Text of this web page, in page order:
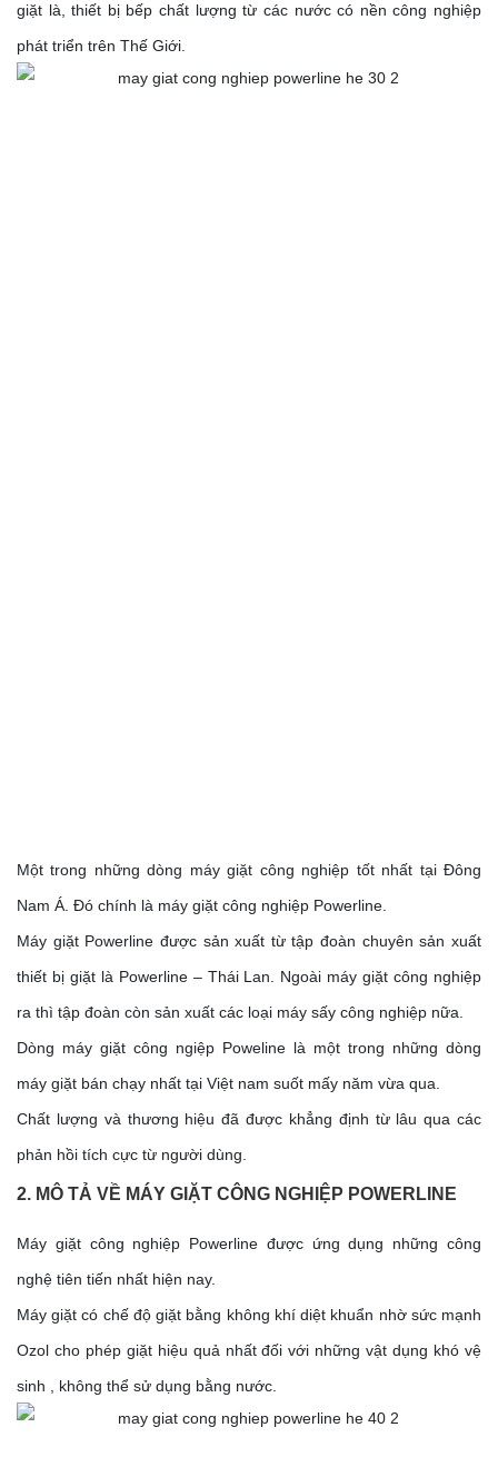
giặt là, thiết bị bếp chất lượng từ các nước có nền công nghiệp
phát triển trên Thế Giới.
Một trong những dòng máy giặt công nghiệp tốt nhất tại Đông
Nam Á. Đó chính là máy giặt công nghiệp Powerline.
Máy giặt Powerline được sản xuất từ tập đoàn chuyên sản xuất
thiết bị giặt là Powerline – Thái Lan. Ngoài máy giặt công nghiệp
ra thì tập đoàn còn sản xuất các loại máy sấy công nghiệp nữa.
Dòng máy giặt công ngiệp Poweline là một trong những dòng
máy giặt bán chạy nhất tại Việt nam suốt mấy năm vừa qua.
Chất lượng và thương hiệu đã được khẳng định từ lâu qua các
phản hồi tích cực từ người dùng.
2. MÔ TẢ VỀ MÁY GIẶT CÔNG NGHIỆP POWERLINE
Máy giặt công nghiệp Powerline được ứng dụng những công
nghệ tiên tiến nhất hiện nay.
Máy giặt có chế độ giặt bằng không khí diệt khuẩn nhờ sức mạnh
Ozol cho phép giặt hiệu quả nhất đối với những vật dụng khó vệ
sinh , không thể sử dụng bằng nước.